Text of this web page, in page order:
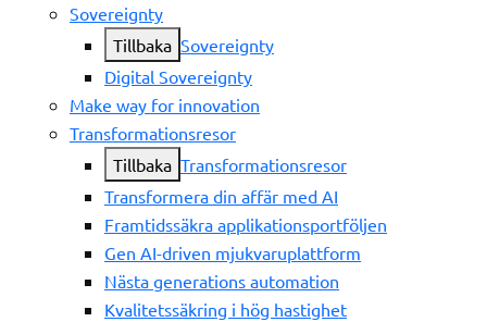
Sovereignty
Tillbaka Sovereignty
Digital Sovereignty
Make way for innovation
Transformationsresor
Tillbaka Transformationsresor
Transformera din affär med AI
Framtidssäkra applikationsportföljen
Gen AI-driven mjukvaruplattform
Nästa generations automation
Kvalitetssäkring i hög hastighet